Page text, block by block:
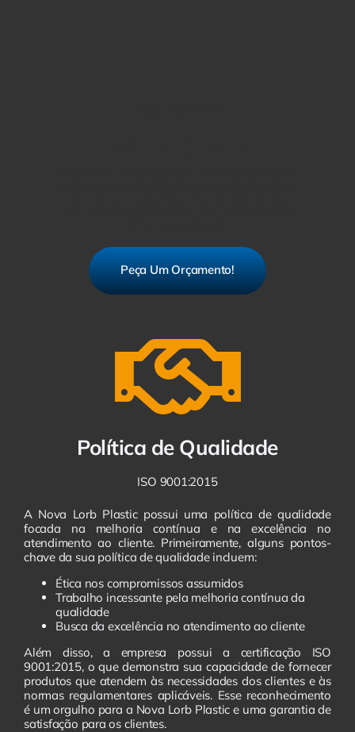
Peça Um Orçamento!
Política de Qualidade
ISO 9001:2015
A Nova Lorb Plastic possui uma política de qualidade
focada na melhoria contínua e na excelência no
atendimento ao cliente. Primeiramente, alguns pontos-
chave da sua política de qualidade incluem:
Ética nos compromissos assumidos
Trabalho incessante pela melhoria contínua da
qualidade
Busca da excelência no atendimento ao cliente
Além disso, a empresa possui a certificação ISO
9001:2015, o que demonstra sua capacidade de fornecer
produtos que atendem às necessidades dos clientes e às
normas regulamentares aplicáveis. Esse reconhecimento
é um orgulho para a Nova Lorb Plastic e uma garantia de
satisfação para os clientes.